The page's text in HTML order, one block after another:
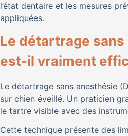
l’état dentaire et les mesures
appliquées.
Le détartrage
est-il vraiment
Le détartrage sans anesthésie
sur chien éveillé. Un praticien
le tartre visible avec des
Cette technique présente des